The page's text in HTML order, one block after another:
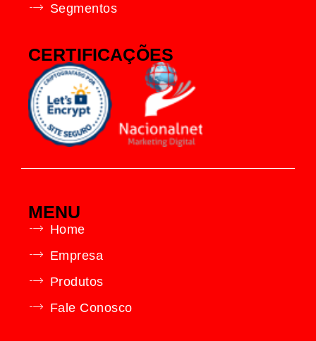
Segmentos
CERTIFICAÇÕES
MENU
Home
Empresa
Produtos
Fale Conosco